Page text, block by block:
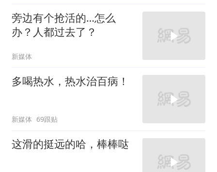
旁边有个抢活的…怎么
办？人都过去了？
新媒体
多喝热水，热水治百病！
新媒体 69跟贴
这滑的挺远的哈，棒棒哒